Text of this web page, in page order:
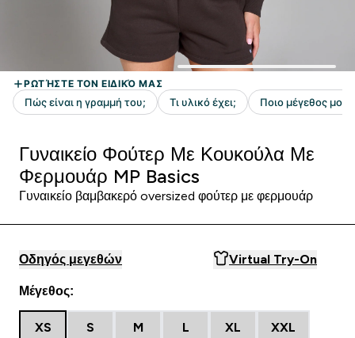
Γυναικείο Φούτερ Με Κουκούλα Με
Φερμουάρ MP Basics
Γυναικείο βαμβακερό oversized φούτερ με φερμουάρ
Οδηγός μεγεθών Virtual Try-On
Μέγεθος:
XS S M L XL XXL